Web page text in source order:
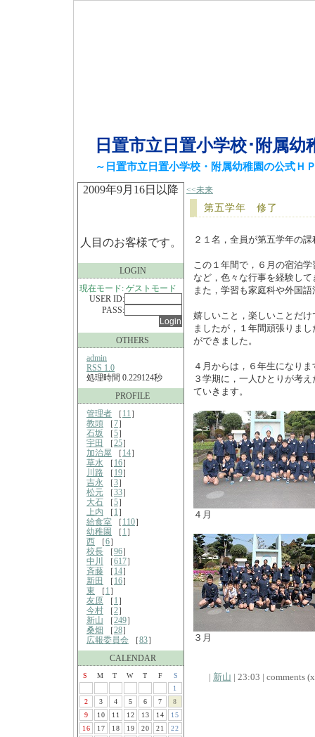
日置市立日置小学校･附属幼
～日置市立日置小学校・附属幼稚園の公式Ｈ
2009年9月16日以降
人目のお客様です。
LOGIN
現在モード: ゲストモード
USER ID:
PASS:
OTHERS
admin
RSS 1.0
処理時間 0.229124秒
PROFILE
管理者 ［ 11 ］
教頭 ［7］
石坂 ［5］
宇田
［25］
加治屋 ［ 14］
草水 ［ 16］
川路 ［ 19］
吉永 ［3］
松元 ［33］
大石 ［5］
上内 ［ 1 ］
給食室 ［ 110］
幼稚園
［ 1 ］
西 ［6］
校長 ［96］
中川
［617］
斉藤 ［ 14］
新田
［ 16］
東 ［ 1 ］
友原 ［ 1 ］
今村 ［2］
新山 ［249］
桑畑
［28］
広報委員会 ［83］
CALENDAR
S M T W T F
S
1
2
3 4 5 6 7
8
9
10 11 12 13 14
15
16
17 18 19 20 21
22
<<未来
第五学年 修了
２１名，全員が第五学年の
この１年間で，６月の宿泊
など，色々な行事を経験して
また，学習も家庭科や外国
嬉しいこと，楽しいことだ
ましたが，１年間頑張りま
ができました。
４月からは，６年生になりま
３学期に，一人ひとりが考
ていきます。
４月
３月
| 新山 | 23:03 | comments